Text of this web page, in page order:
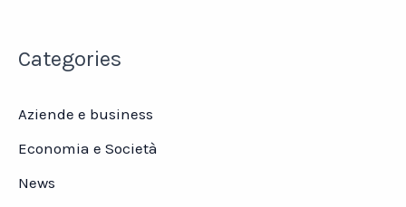
Categories
Aziende e business
Economia e Società
News